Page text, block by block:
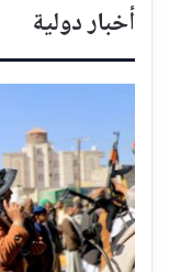
أخبار دولية